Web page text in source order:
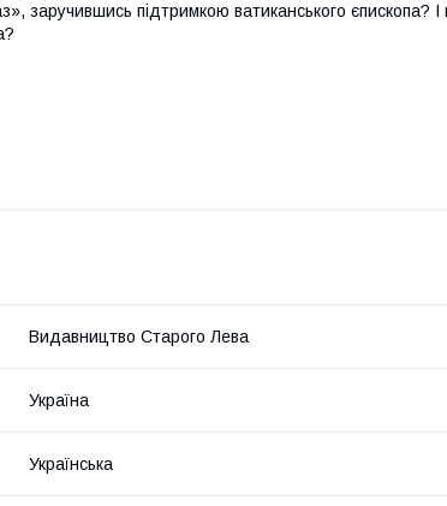
заручившись підтримкою ватиканського єпископа?
Видавництво Старого Лева
Україна
Українська